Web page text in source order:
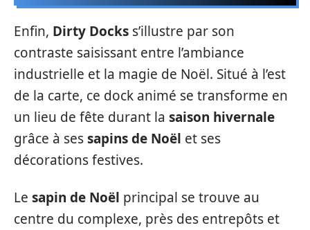
Enfin, Dirty Docks s’illustre par son
contraste saisissant entre l’ambiance
industrielle et la magie de Noël. Situé à l’est
de la carte, ce dock animé se transforme en
un lieu de fête durant la saison hivernale
grâce à sessapins de Noël et ses
décorations festives.
Le sapin de Noël principal se trouve au
centre du complexe, près des entrepôts et